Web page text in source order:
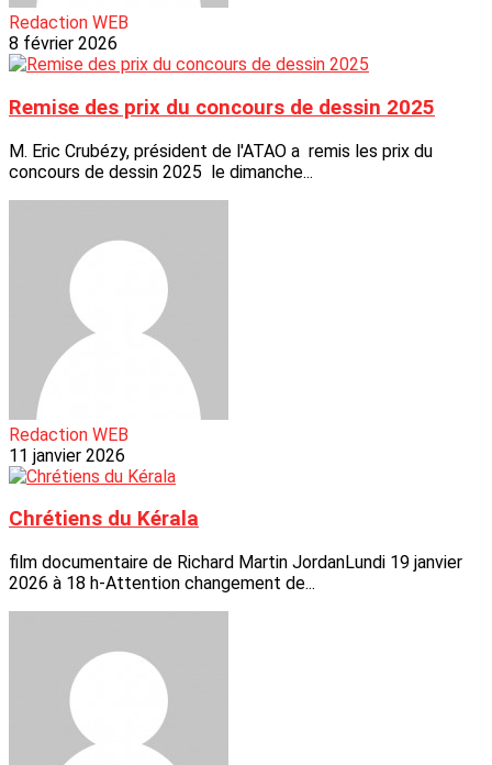
Redaction WEB
8 février 2026
Remise des prix du concours de dessin 2025
M. Eric Crubézy, président de l'ATAO a remis les prix du
concours de dessin 2025 le dimanche...
Redaction WEB
11 janvier 2026
Chrétiens du Kérala
film documentaire de Richard Martin JordanLundi 19 janvier
2026 à 18 h-Attention changement de...